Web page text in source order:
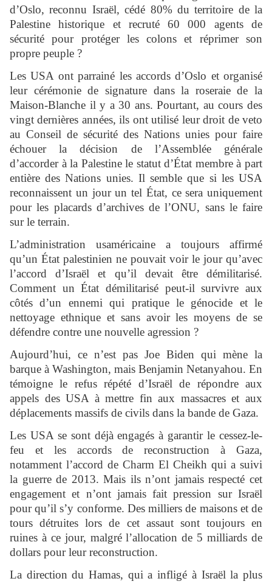
d’Oslo, reconnu Israël, cédé 80% du territoire de la
Palestine historique et recruté 60 000 agents de
sécurité pour protéger les colons et réprimer son
propre peuple ?
Les USA ont parrainé les accords d’Oslo et organisé
leur cérémonie de signature dans la roseraie de la
Maison-Blanche il y a 30 ans. Pourtant, au cours des
vingt dernières années, ils ont utilisé leur droit de veto
au Conseil de sécurité des Nations unies pour faire
échouer la décision de l’Assemblée générale
d’accorder à la Palestine le statut d’État membre à part
entière des Nations unies. Il semble que si les USA
reconnaissent un jour un tel État, ce sera uniquement
pour les placards d’archives de l’ONU, sans le faire
sur le terrain.
L’administration usaméricaine a toujours affirmé
qu’un État palestinien ne pouvait voir le jour qu’avec
l’accord d’Israël et qu’il devait être démilitarisé.
Comment un État démilitarisé peut-il survivre aux
côtés d’un ennemi qui pratique le génocide et le
nettoyage ethnique et sans avoir les moyens de se
défendre contre une nouvelle agression ?
Aujourd’hui, ce n’est pas Joe Biden qui mène la
barque à Washington, mais Benjamin Netanyahou. En
témoigne le refus répété d’Israël de répondre aux
appels des USA à mettre fin aux massacres et aux
déplacements massifs de civils dans la bande de Gaza.
Les USA se sont déjà engagés à garantir le cessez-le-
feu et les accords de reconstruction à Gaza,
notamment l’accord de Charm El Cheikh qui a suivi
la guerre de 2013. Mais ils n’ont jamais respecté cet
engagement et n’ont jamais fait pression sur Israël
pour qu’il s’y conforme. Des milliers de maisons et de
tours détruites lors de cet assaut sont toujours en
ruines à ce jour, malgré l’allocation de 5 milliards de
dollars pour leur reconstruction.
La direction du Hamas, qui a infligé à Israël la plus